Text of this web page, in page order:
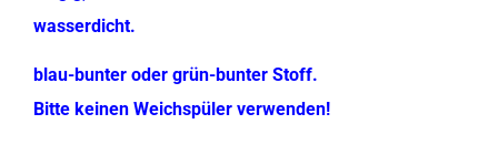
wasserdicht.
blau-bunter oder grün-bunter Stoff.
Bitte keinen Weichspüler verwenden!